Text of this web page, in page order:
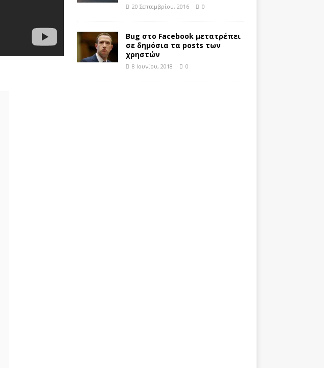
20 Σεπτεμβρίου, 2016 0
Bug στο Facebook μετατρέπει
σε δημόσια τα posts των
χρηστών
8 Ιουνίου, 2018 0